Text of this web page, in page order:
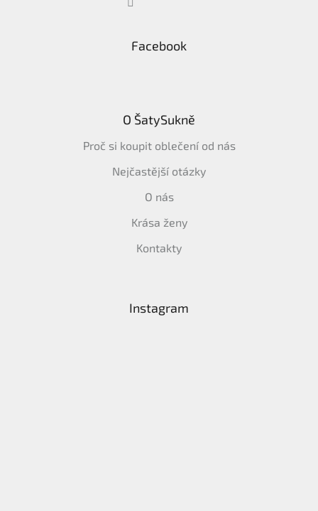
Facebook
O ŠatySukně
Proč si koupit oblečení od nás
Nejčastější otázky
O nás
Krása ženy
Kontakty
Instagram